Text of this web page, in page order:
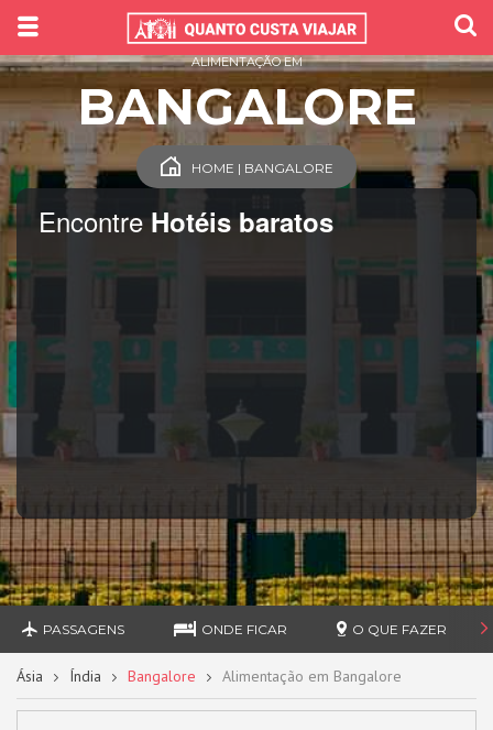
Encontre Hotéis baratos
ALIMENTAÇÃO EM
BANGALORE
HOME | BANGALORE
PASSAGENS ONDE FICAR O QUE FAZER
Ásia Índia Bangalore Alimentação em Bangalore